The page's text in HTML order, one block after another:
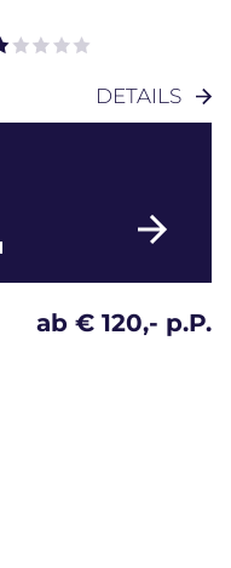
DETAILS
ab € 120,- p.P.